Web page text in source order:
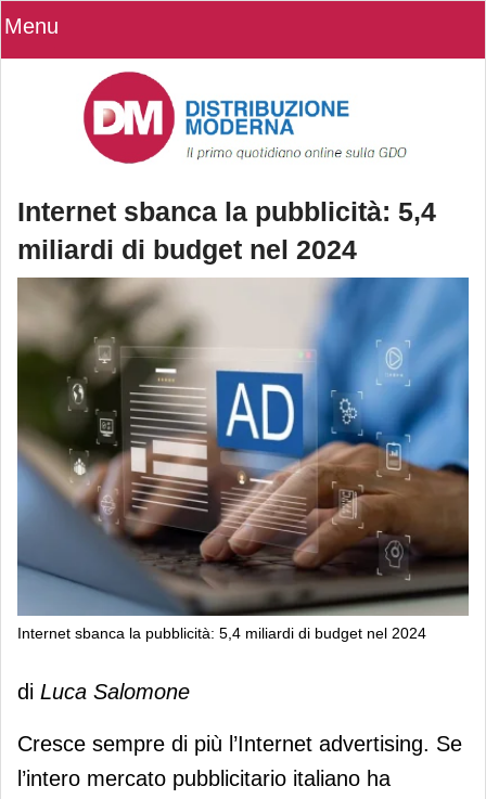
Menu
Internet sbanca la pubblicità: 5,4
miliardi di budget nel 2024
Internet sbanca la pubblicità: 5,4 miliardi di budget nel 2024
Internet sbanca la pubblicità: 5,4
miliardi di budget nel 2024
di Luca Salomone
Cresce sempre di più l’Internet advertising. Se
l’intero mercato pubblicitario italiano ha